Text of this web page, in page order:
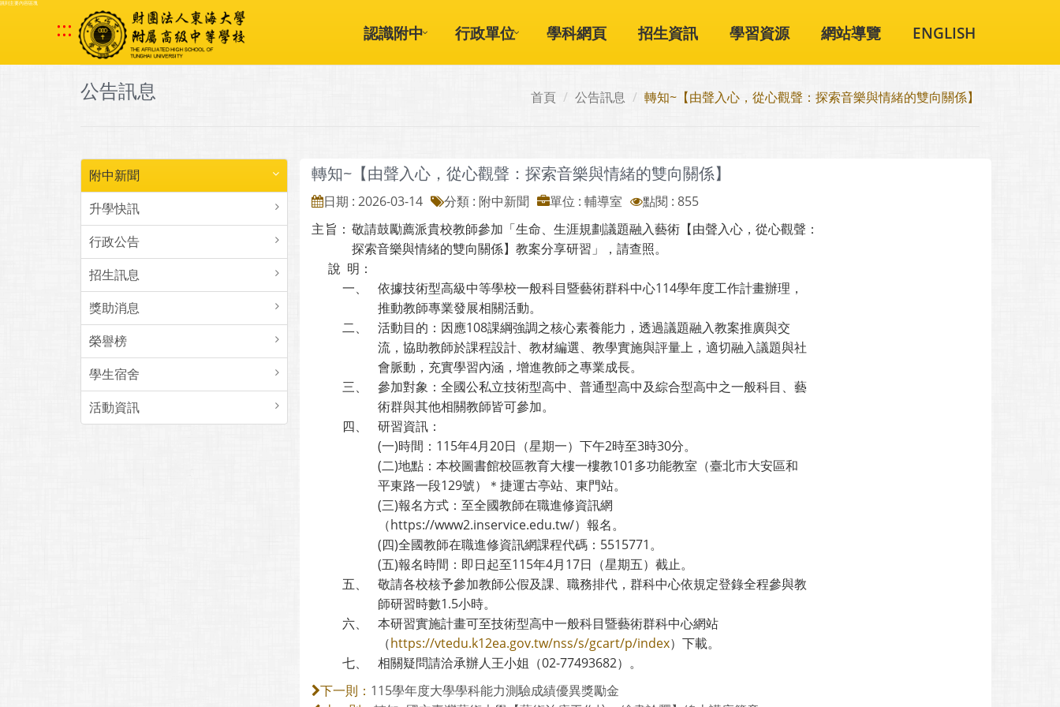
跳到主要內容區塊
::: 認識附中 行政單位 學科網頁 招生資訊 學習資源 網站導覽 ENGLISH
公告訊息 首頁 公告訊息 轉知~【由聲入心，從心觀聲：探索音樂與情緒的雙向關係】
附中新聞
升學快訊
行政公告
招生訊息
獎助消息
榮譽榜
學生宿舍
活動資訊
轉知~【由聲入心，從心觀聲：探索音樂與情緒的雙向關係】
日期 : 2026-03-14 分類 : 附中新聞 單位 : 輔導室
點閱 : 855
主旨： 敬請鼓勵薦派貴校教師參加「生命、生涯規劃議題融入藝術【由聲入心，從心觀聲：
探索音樂與情緒的雙向關係】教案分享研習」，請查照。
說 明：
一、
依據技術型高級中等學校一般科目暨藝術群科中心114學年度工作計畫辦理，
推動教師專業發展相關活動。
二、
活動目的：因應108課綱強調之核心素養能力，透過議題融入教案推廣與交
流，協助教師於課程設計、教材編選、教學實施與評量上，適切融入議題與社
會脈動，充實學習內涵，增進教師之專業成長。
三、
參加對象：全國公私立技術型高中、普通型高中及綜合型高中之一般科目、藝
術群與其他相關教師皆可參加。
四、
研習資訊：
(一)時間：115年4月20日（星期一）下午2時至3時30分。
(二)地點：本校圖書館校區教育大樓一樓教101多功能教室（臺北市大安區和
平東路一段129號）＊捷運古亭站、東門站。
(三)報名方式：至全國教師在職進修資訊網
（https://www2.inservice.edu.tw/）報名。
(四)全國教師在職進修資訊網課程代碼：5515771。
(五)報名時間：即日起至115年4月17日（星期五）截止。
五、
敬請各校核予參加教師公假及課、職務排代，群科中心依規定登錄全程參與教
師研習時數1.5小時。
六、
本研習實施計畫可至技術型高中一般科目暨藝術群科中心網站
（https://vtedu.k12ea.gov.tw/nss/s/gcart/p/index）下載。
七、
相關疑問請洽承辦人王小姐（02-77493682）。
下一則： 115學年度大學學科能力測驗成績優異獎勵金